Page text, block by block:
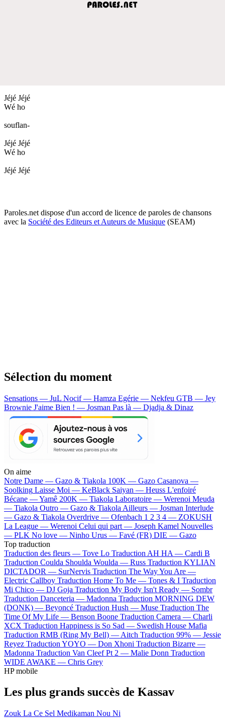
Jéjé Jéjé
Wé ho
souflan-
Jéjé Jéjé
Wé ho
Jéjé Jéjé
Paroles.net dispose d'un accord de licence de paroles de chansons
avec la Société des Editeurs et Auteurs de Musique (SEAM)
Sélection du moment
Sensations — JuL Nocif — Hamza Egérie — Nekfeu GTB — Jey
Brownie J'aime Bien ! — Josman Pas là — Djadja & Dinaz
On aime
Notre Dame — Gazo & Tiakola 100K — Gazo Casanova —
Soolking Laisse Moi — KeBlack Saiyan — Heuss L'enfoiré
Bécane —Yamê 200K — Tiakola Laboratoire — Werenoi Meuda
— Tiakola Outro — Gazo & Tiakola Ailleurs — Josman Interlude
— Gazo & Tiakola Overdrive — Ofenbach 1 2 3 4 — ZOKUSH
La League — Werenoi Celui qui part — Joseph Kamel Nouvelles
— PLK No love — Ninho Urus — Favé (FR) DIE — Gazo
Top traduction
Traduction des fleurs — Tove Lo Traduction AH HA — Cardi B
Traduction Coulda Shoulda Woulda — Russ Traduction KYLIAN
DICTADOR — SurNervis Traduction The Way You Are —
Electric Callboy Traduction Home To Me — Tones & I Traduction
Mi Chico — DJ Goja Traduction My Body Isn't Ready — Sombr
Traduction Danceteria — Madonna Traduction MORNING DEW
(DONK) — Beyoncé Traduction Hush — Muse Traduction The
Time Of My Life — Benson Boone Traduction Camera — Charli
XCX Traduction Happiness is So Sad — Swedish House Mafia
Traduction RMB (Ring My Bell) — Aitch Traduction 99% — Jessie
Reyez Traduction YOYO — Don Xhoni Traduction Bizarre —
Madonna Traduction Van Cleef Pt 2 — Malie Donn Traduction
WIDE AWAKE — Chris Grey
HP mobile
Les plus grands succès de Kassav
Zouk La Ce Sel Medikaman Nou Ni